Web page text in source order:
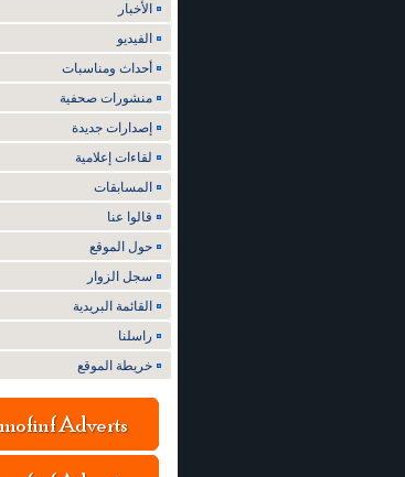
الأخبار
الفيديو
أحداث ومناسبات
منشورات صحفية
إصدارات جديدة
لقاءات إعلامية
المسابقات
قالوا عنا
حول الموقع
سجل الزوار
القائمة البريدية
راسلنا
خريطة الموقع